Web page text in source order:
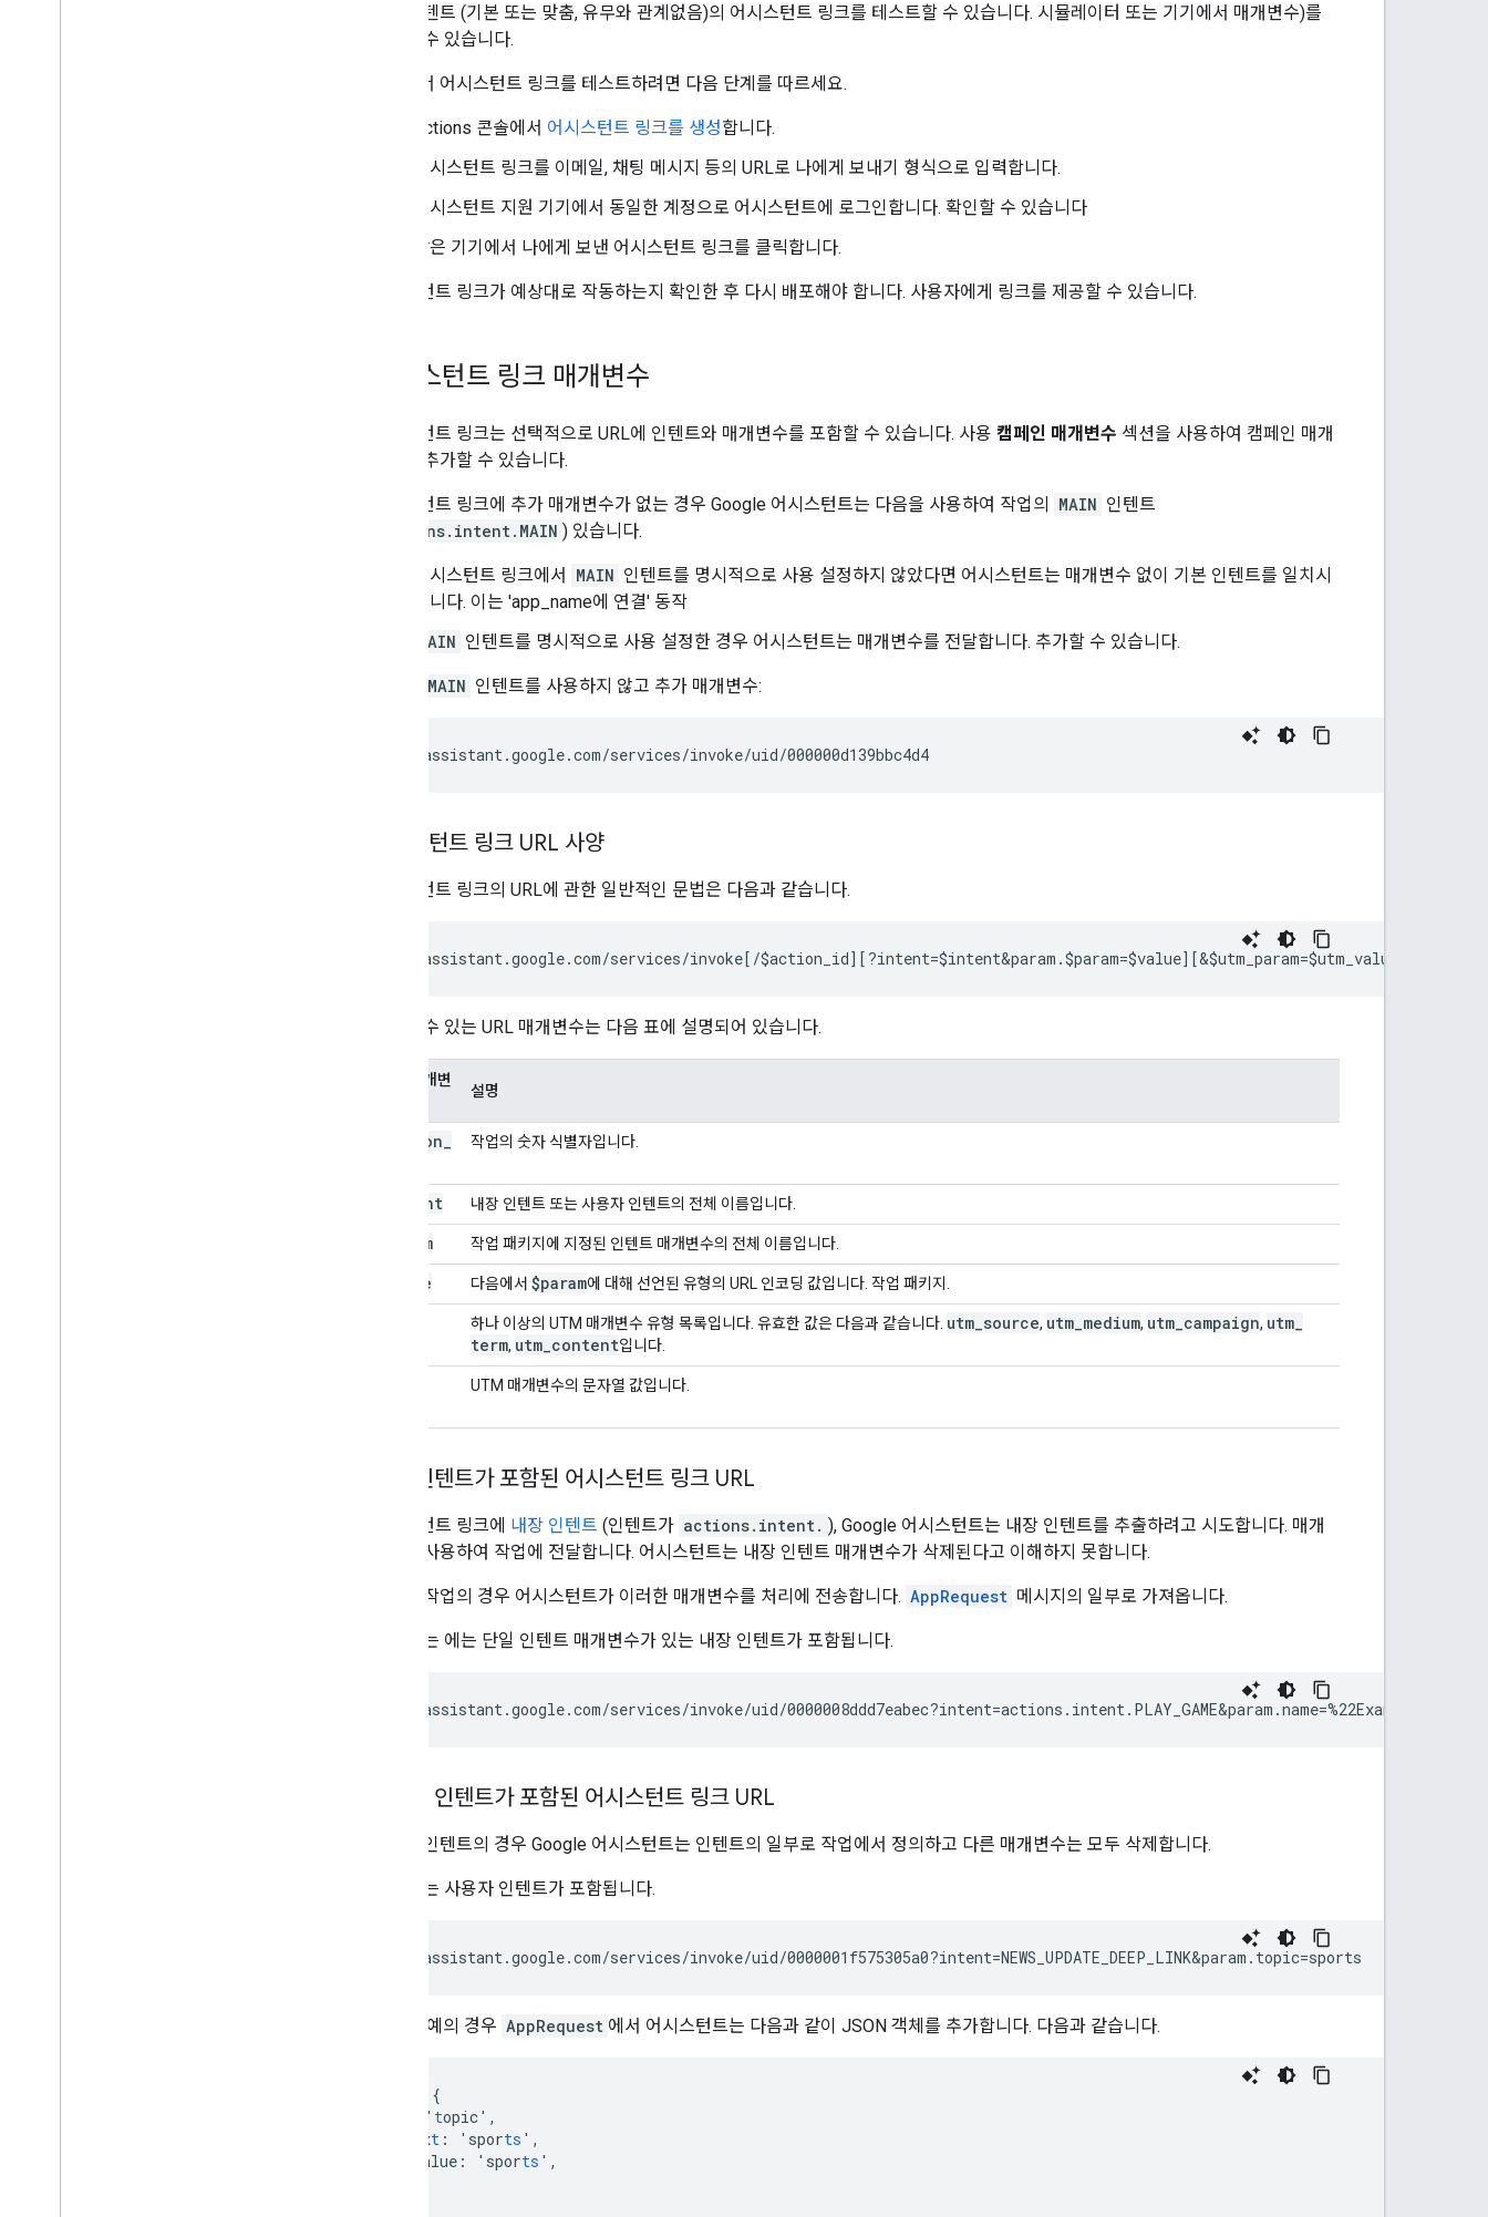
모든 인텐트 (기본 또는 맞춤, 유무와 관계없음)의 어시스턴트 링크를 테스트할 수 있습니다. 시뮬레이터 또는 기기에서 매개변수)를
조작할 수 있습니다.
기기에서 어시스턴트 링크를 테스트하려면 다음 단계를 따르세요.
Actions 콘솔에서 어시스턴트 링크를 생성합니다.
어시스턴트 링크를 이메일, 채팅 메시지 등의 URL로 나에게 보내기 형식으로 입력합니다.
어시스턴트 지원 기기에서 동일한 계정으로 어시스턴트에 로그인합니다. 확인할 수 있습니다
같은 기기에서 나에게 보낸 어시스턴트 링크를 클릭합니다.
어시스턴트 링크가 예상대로 작동하는지 확인한 후 다시 배포해야 합니다. 사용자에게 링크를 제공할 수 있습니다.
어시스턴트 링크 매개변수
어시스턴트 링크는 선택적으로 URL에 인텐트와 매개변수를 포함할 수 있습니다. 사용 캠페인 매개변수 섹션을 사용하여 캠페인 매개
변수를 추가할 수 있습니다.
어시스턴트 링크에 추가 매개변수가 없는 경우 Google 어시스턴트는 다음을 사용하여 작업의 MAIN 인텐트
actions.intent.MAIN ) 있습니다.
어시스턴트 링크에서 MAIN 인텐트를 명시적으로 사용 설정하지 않았다면 어시스턴트는 매개변수 없이 기본 인텐트를 일치시
킵니다. 이는 'app_name에 연결' 동작
MAIN 인텐트를 명시적으로 사용 설정한 경우 어시스턴트는 매개변수를 전달합니다. 추가할 수 있습니다.
MAIN 인텐트를 사용하지 않고 추가 매개변수:
어시스턴트 링크 URL 사양
어시스턴트 링크의 URL에 관한 일반적인 문법은 다음과 같습니다.
설정할 수 있는 URL 매개변수는 다음 표에 설명되어 있습니다.
URL 매개변
설명
$action 작업의 숫자 식별자입니다.
$intent 내장 인텐트 또는 사용자 인텐트의 전체 이름입니다.
$param 작업 패키지에 지정된 인텐트 매개변수의 전체 이름입니다.
$value 다음에서 $param에 대해 선언된 유형의 URL 인코딩 값입니다. 작업 패키지.
하나 이상의 UTM 매개변수 유형 목록입니다. 유효한 값은 다음과 같습니다. utm source, utm medium, utm campaign, utm
term, utm content입니다.
UTM 매개변수의 문자열 값입니다.
내장 인텐트가 포함된 어시스턴트 링크 URL
어시스턴트 링크에 내장 인텐트 (인텐트가 actions.intent. ), Google 어시스턴트는 내장 인텐트를 추출하려고 시도합니다. 매개
변수를 사용하여 작업에 전달합니다. 어시스턴트는 내장 인텐트 매개변수가 삭제된다고 이해하지 못합니다.
대화형 작업의 경우 어시스턴트가 이러한 매개변수를 처리에 전송합니다. AppRequest 메시지의 일부로 가져옵니다.
다음 예는 에는 단일 인텐트 매개변수가 있는 내장 인텐트가 포함됩니다.
사용자 인텐트가 포함된 어시스턴트 링크 URL
사용자 인텐트의 경우 Google 어시스턴트는 인텐트의 일부로 작업에서 정의하고 다른 매개변수는 모두 삭제합니다.
다음 예는 사용자 인텐트가 포함됩니다.
위 URL 예의 경우 AppRequest 에서 어시스턴트는 다음과 같이 JSON 객체를 추가합니다. 다음과 같습니다.
{
' topic' ,
xt : 'sports ' ,
_value : 'sports ' ,